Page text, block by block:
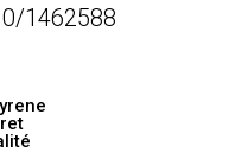
1462588